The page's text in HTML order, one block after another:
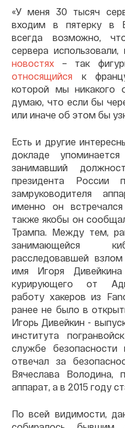
«У меня 30 тысяч
входим в пятерку в
всегда возможно,
сервера
новостях – так
относящийся к
которой мы
думаю, что если бы
или иначе об этом бы
Есть и другие
докладе
занимавший
президента России
замруководителя
именно он
также якобы он
Трампа. Между тем,
занимающейся
расследовавшей
имя Игоря
курирующего от
работу хакеров из
ранее не было в
Игорь Дивейкин -
института
службе безопасности
отвечал за
Вячеслава Володина,
аппарат, а в 2015 году
По всей видимости,